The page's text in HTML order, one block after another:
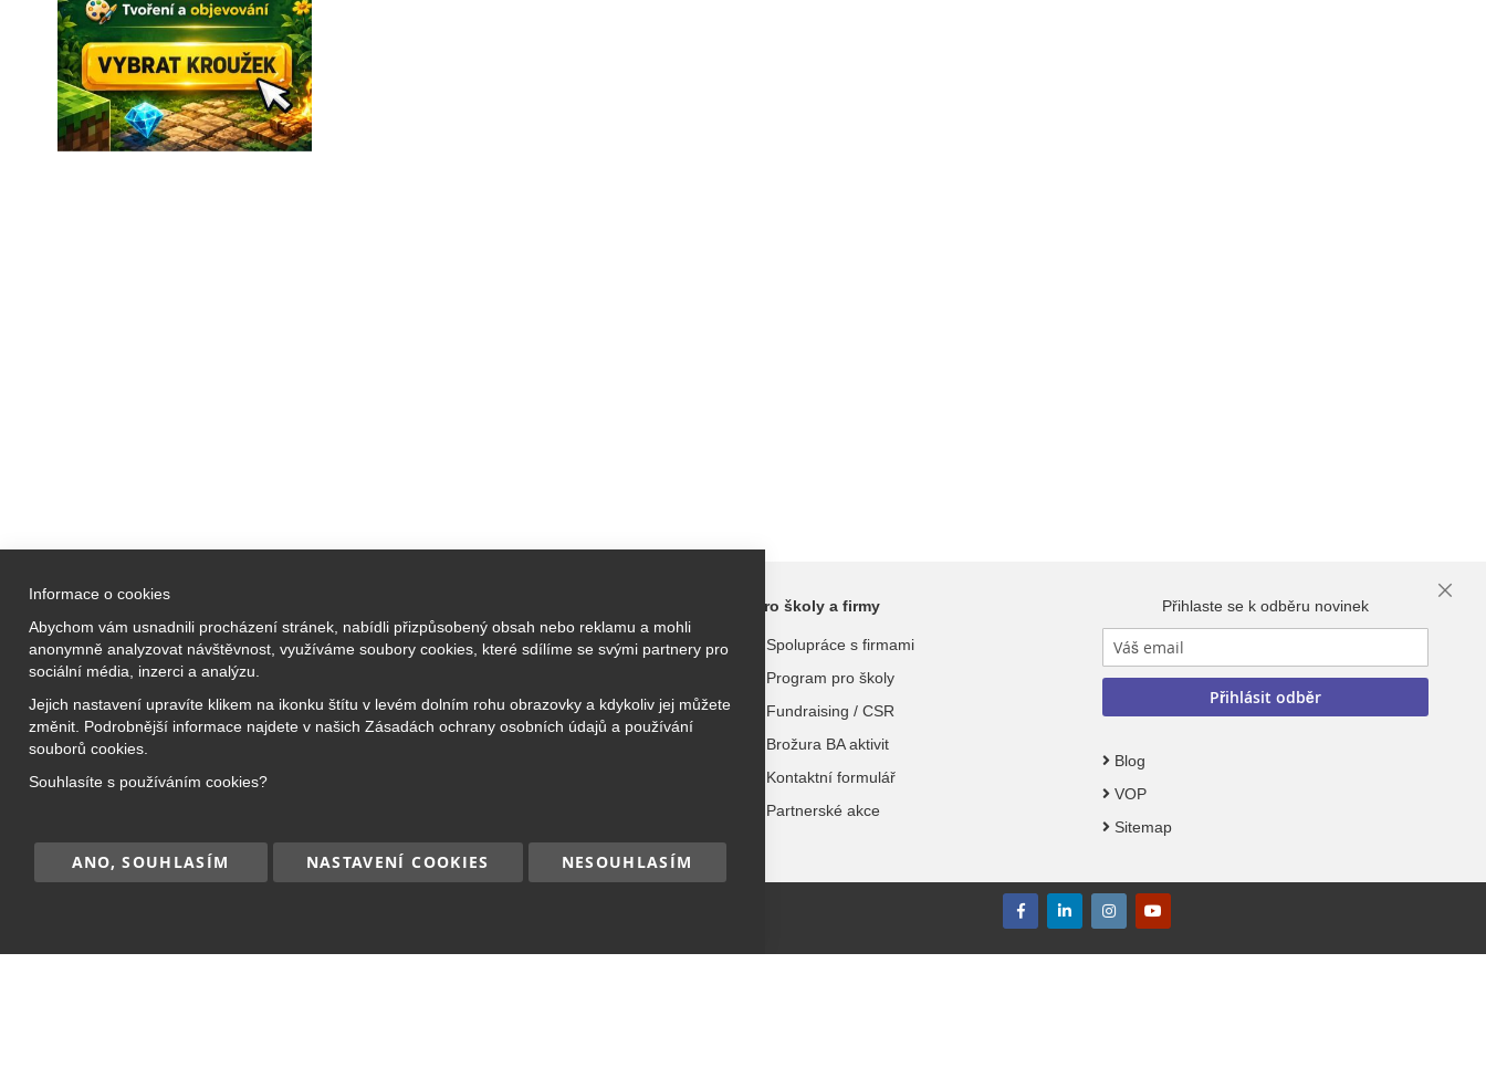
Bridge Academy Group s.r.o.
O nás
Náš tým
Prezenční kroužky
Příměstské tábory
Pro školy a firmy
Spolupráce s firmami
Program pro školy
Fundraising / CSR
Brožura BA aktivit
Kontaktní formulář
Partnerské akce
Přihlaste se k odběru novinek
Přihlásit odběr
Blog
VOP
Sitemap
Close
Informace o cookies
Abychom vám usnadnili procházení stránek, nabídli přizpůsobený obsah nebo reklamu a mohli
anonymně analyzovat návštěvnost, využíváme soubory cookies, které sdílíme se svými partnery pro
sociální média, inzerci a analýzu.
Jejich nastavení upravíte klikem na ikonku štítu v levém dolním rohu obrazovky a kdykoliv jej můžete
změnit. Podrobnější informace najdete v našich Zásadách ochrany osobních údajů a používání
souborů cookies.
Souhlasíte s používáním cookies?
ANO, SOUHLASÍM NASTAVENÍ COOKIES NESOUHLASÍM